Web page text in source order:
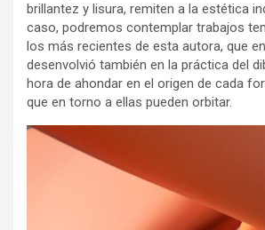
brillantez y lisura, remiten a la estética
caso, podremos contemplar trabajos
los más recientes de esta autora, que
desenvolvió también en la práctica del
hora de ahondar en el origen de cada
que en torno a ellas pueden orbitar.